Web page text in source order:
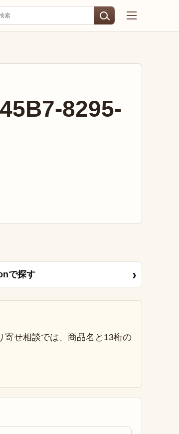
8295-
で探す ›
寄せ相談では、商品名と13桁の